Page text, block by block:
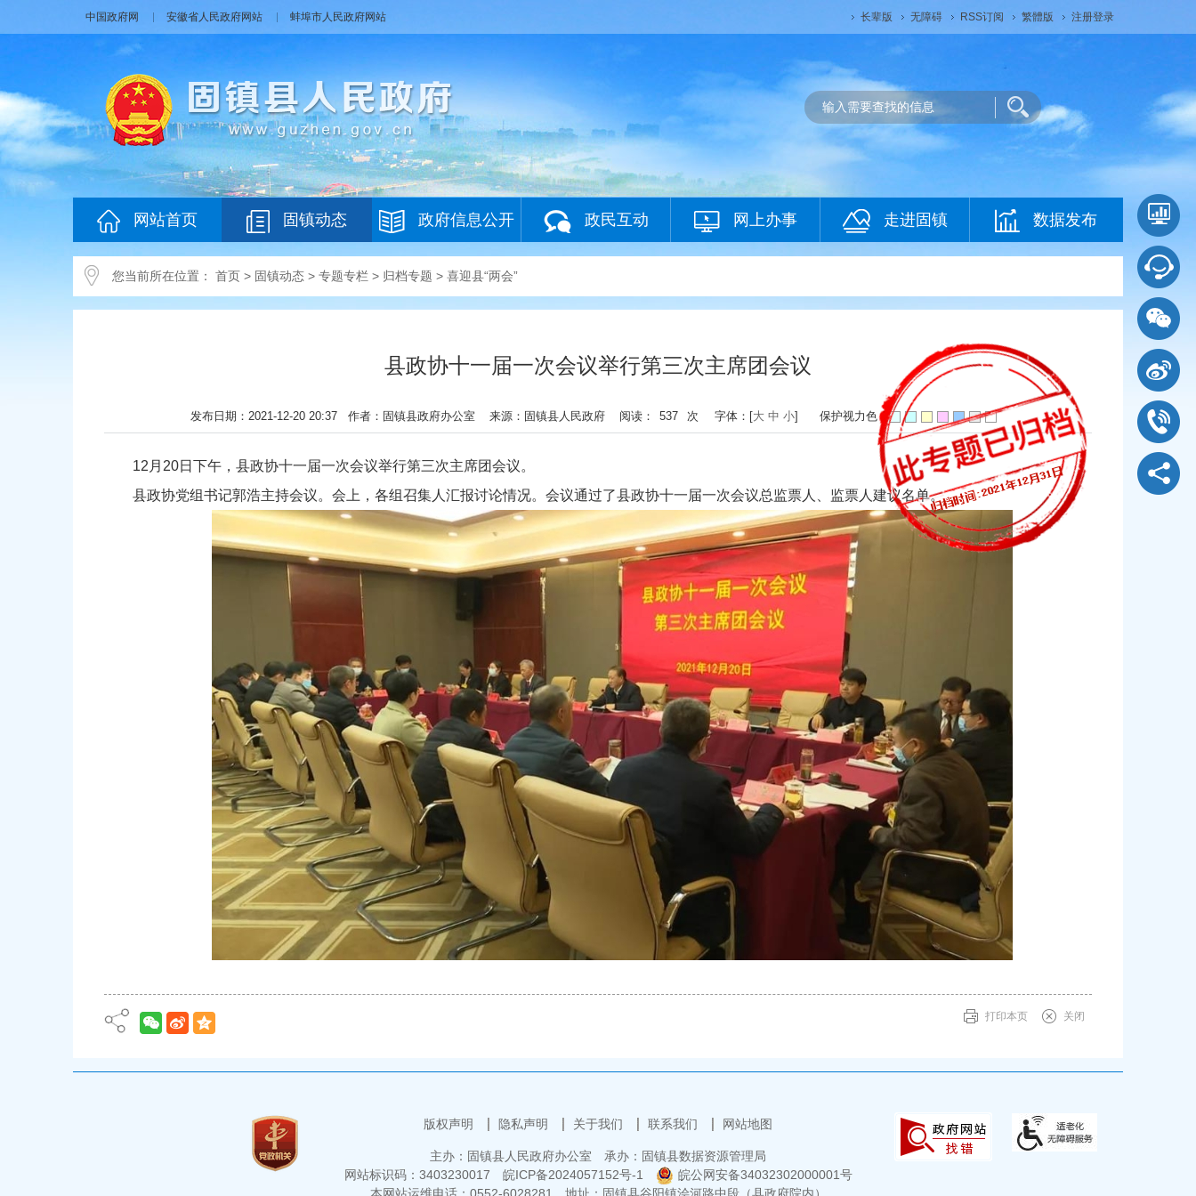
中国政府网 安徽省人民政府网站 蚌埠市人民政府网站 长辈版 无障碍 RSS订阅 繁體版 注册登录
网站首页 固镇动态 政府信息公开 政民互动 网上办事 走进固镇 数据发布
您当前所在位置： 首页 > 固镇动态 > 专题专栏 > 归档专题 > 喜迎县“两会”
县政协十一届一次会议举行第三次主席团会议
发布日期：2021-12-20 20:37 作者：固镇县政府办公室 来源：固镇县人民政府 阅读： 537 次 字体：[大 中 小] 保护视力色：
12月20日下午，县政协十一届一次会议举行第三次主席团会议。
县政协党组书记郭浩主持会议。会上，各组召集人汇报讨论情况。会议通过了县政协十一届一次会议总监票人、监票人建议名单。
打印本页 关闭
版权声明 隐私声明 关于我们 联系我们 网站地图
主办：固镇县人民政府办公室
承办：固镇县数据资源管理局
网站标识码：3403230017
皖ICP备2024057152号-1
皖公网安备34032302000001号